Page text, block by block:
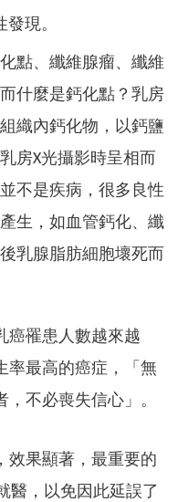
現。
點、纖維腺瘤、纖維
什麼是鈣化點 ？ 乳房
織內鈣化物，以鈣鹽
房X光攝影時呈相而
不是疾病，很多良性
生，如血管鈣化、纖
乳腺脂肪細胞壞死而
癌罹患人數越來越
率最高的癌症，「無
不必喪失信心」。
效果顯著，最重要的
醫，以免因此延誤了